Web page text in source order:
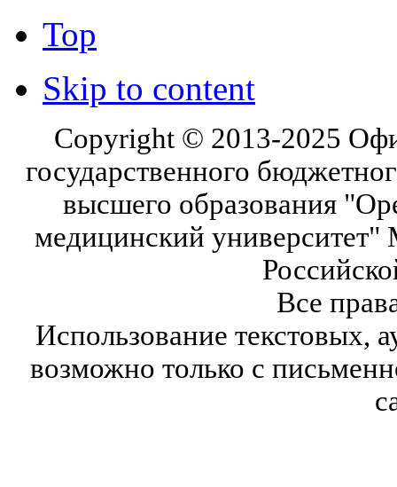
Top
Skip to content
Copyright © 2013-2025
государственного
высшего образования
медицинский университет"
Все
Использование текстовых,
возможно только с